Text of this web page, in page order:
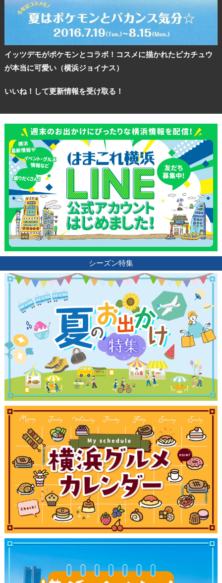
イッツデモがポケモンとコラボ！コスメに描かれたピカチュウ
が本当に可愛い（横浜ジョイナス）
いいね！して更新情報を受け取る！
シーズン特集
観光ガイド
ランキング
ブログ記事
サイトについて